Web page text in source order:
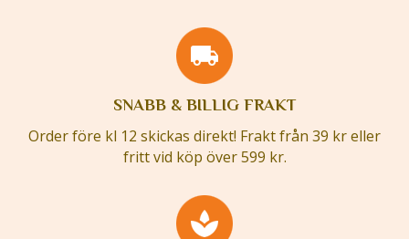
SNABB & BILLIG FRAKT
Order före kl 12 skickas direkt! Frakt från 39 kr eller
fritt vid köp över 599 kr.